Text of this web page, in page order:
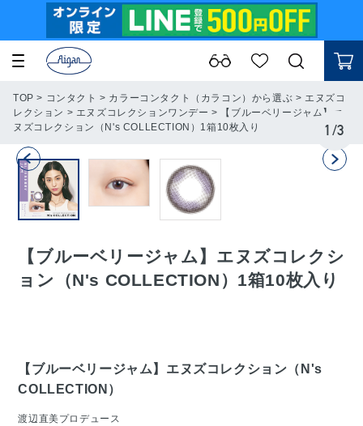
TOP > コンタクト > カラーコンタクト（カラコン）から選ぶ > エヌズコ
レクション > エヌズコレクションワンデー >
【ブルーベリージャム】エ
ヌズコレクション（N's COLLECTION）1箱10枚入り
1/3
【ブルーベリージャム】エヌズコレクシ
ョン（N's COLLECTION）1箱10枚入り
【ブルーベリージャム】エヌズコレクション（N's
COLLECTION）
渡辺直美プロデュース